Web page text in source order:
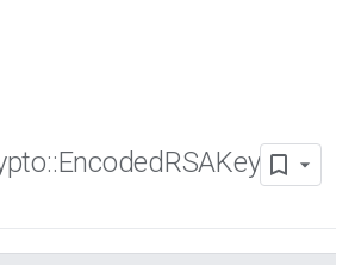
::EncodedRSAKey